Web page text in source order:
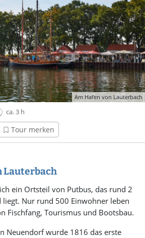
Am Hafen von Lauterbach
ca. 3 h
Tour merken
Lauterbach
ein Ortsteil von Putbus, das rund 2
Nur rund 500 Einwohner leben
Fischfang, Tourismus und Bootsbau.
Neuendorf wurde 1816 das erste